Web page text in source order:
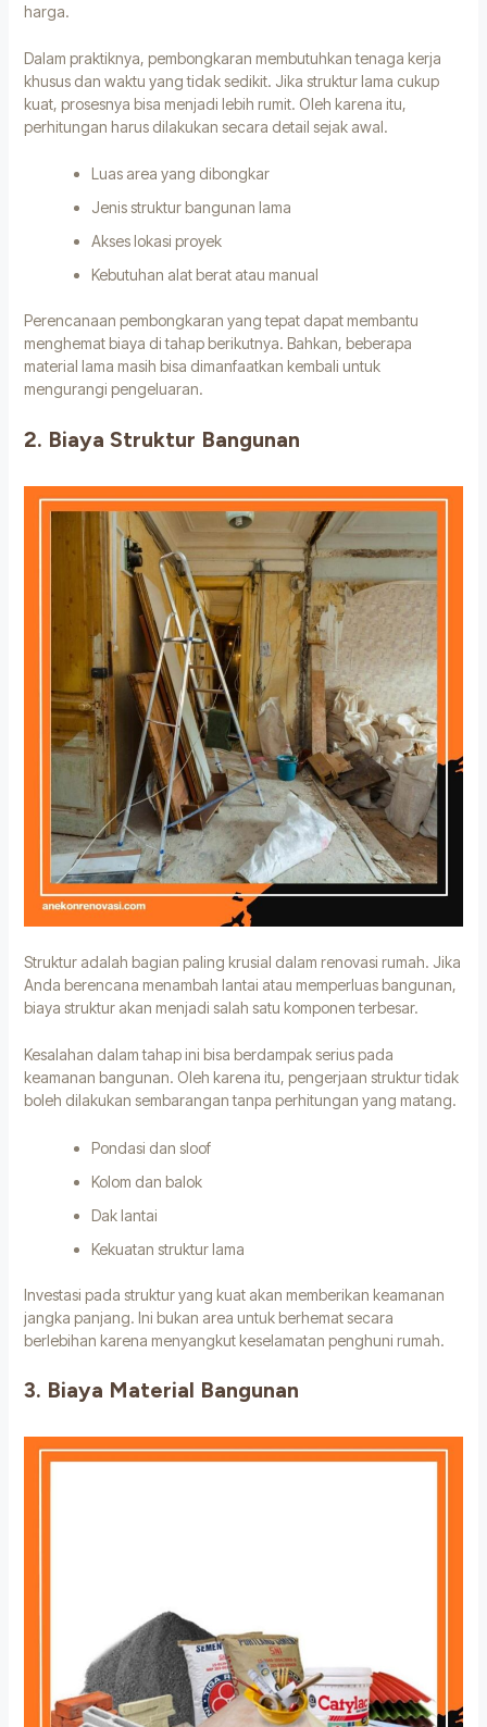
harga.
Dalam praktiknya, pembongkaran membutuhkan tenaga kerja
khusus dan waktu yang tidak sedikit. Jika struktur lama cukup
kuat, prosesnya bisa menjadi lebih rumit. Oleh karena itu,
perhitungan harus dilakukan secara detail sejak awal.
Luas area yang dibongkar
Jenis struktur bangunan lama
Akses lokasi proyek
Kebutuhan alat berat atau manual
Perencanaan pembongkaran yang tepat dapat membantu
menghemat biaya di tahap berikutnya. Bahkan, beberapa
material lama masih bisa dimanfaatkan kembali untuk
mengurangi pengeluaran.
2. Biaya Struktur Bangunan
Struktur adalah bagian paling krusial dalam renovasi rumah. Jika
Anda berencana menambah lantai atau memperluas bangunan,
biaya struktur akan menjadi salah satu komponen terbesar.
Kesalahan dalam tahap ini bisa berdampak serius pada
keamanan bangunan. Oleh karena itu, pengerjaan struktur tidak
boleh dilakukan sembarangan tanpa perhitungan yang matang.
Pondasi dan sloof
Kolom dan balok
Dak lantai
Kekuatan struktur lama
Investasi pada struktur yang kuat akan memberikan keamanan
jangka panjang. Ini bukan area untuk berhemat secara
berlebihan karena menyangkut keselamatan penghuni rumah.
3. Biaya Material Bangunan